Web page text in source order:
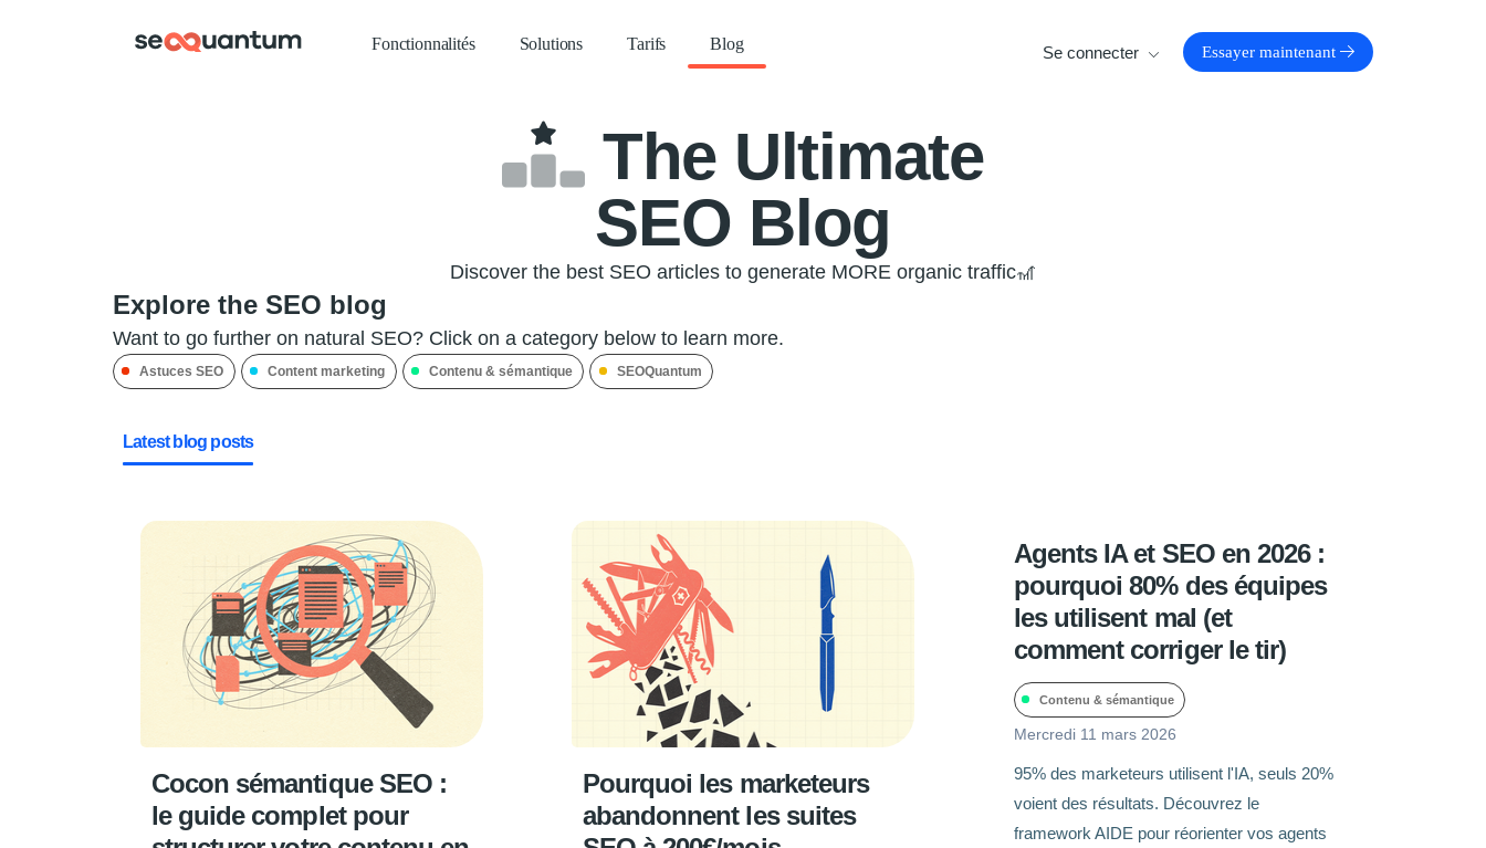
Fonctionnalités Solutions Tarifs Blog Se connecter Essayer maintenant
The Ultimate
SEO Blog
Discover the best SEO articles to generate MORE organic traffic🎢
Explore the SEO blog
Want to go further on natural SEO? Click on a category below to learn more.
Astuces SEO Content marketing Contenu & sémantique SEOQuantum
Latest blog posts
Cocon sémantique SEO :
le guide complet pour
Pourquoi les marketeurs
abandonnent les suites
Agents IA et SEO en 2026 :
pourquoi 80% des équipes
les utilisent mal (et
comment corriger le tir)
Contenu & sémantique
Mercredi 11 mars 2026
95% des marketeurs utilisent l'IA, seuls 20%
voient des résultats. Découvrez le
framework AIDE pour réorienter vos agents